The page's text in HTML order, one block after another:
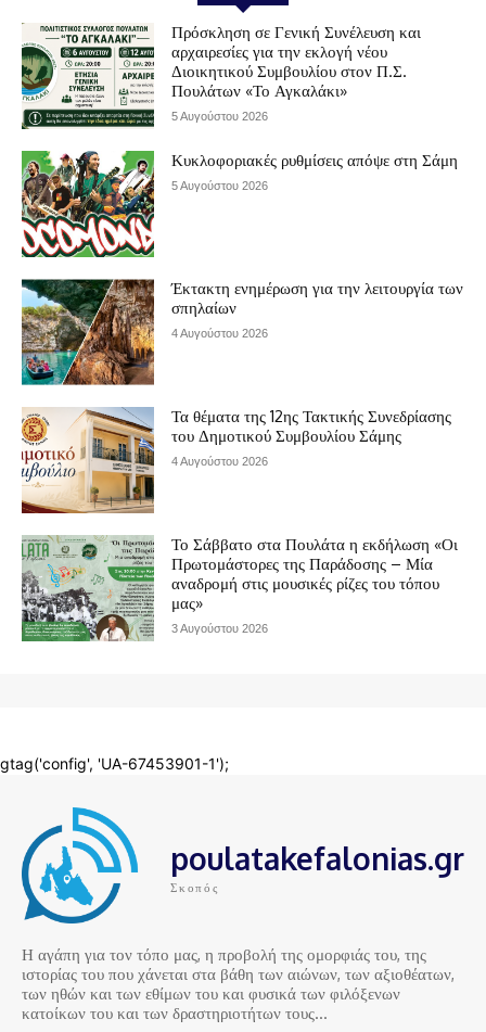
poulatakefalonias.gr
Σκοπός
Η αγάπη για τον τόπο μας, η προβολή της ομορφιάς του, της
ιστορίας του που χάνεται στα βάθη των αιώνων, των αξιοθέατων,
των ηθών και των εθίμων του και φυσικά των φιλόξενων
κατοίκων του και των δραστηριοτήτων τους…